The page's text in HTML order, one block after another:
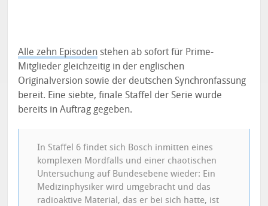
Alle zehn Episoden stehen ab sofort für Prime-
Mitglieder gleichzeitig in der englischen
Originalversion sowie der deutschen Synchronfassung
bereit. Eine siebte, finale Staffel der Serie wurde
bereits in Auftrag gegeben.
In Staffel 6 findet sich Bosch inmitten eines
komplexen Mordfalls und einer chaotischen
Untersuchung auf Bundesebene wieder: Ein
Medizinphysiker wird umgebracht und das
radioaktive Material, das er bei sich hatte, ist